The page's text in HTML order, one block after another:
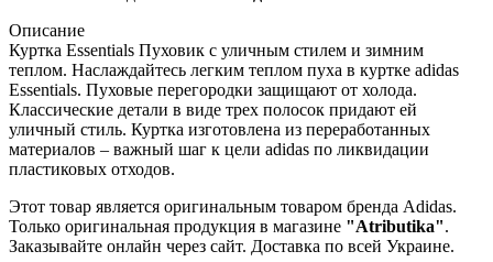
Описание
Куртка Essentials Пуховик с уличным стилем и зимним
теплом. Наслаждайтесь легким теплом пуха в куртке adidas
Essentials. Пуховые перегородки защищают от холода.
Классические детали в виде трех полосок придают ей
уличный стиль. Куртка изготовлена ​​из переработанных
материалов – важный шаг к цели adidas по ликвидации
пластиковых отходов.
Этот товар является оригинальным товаром бренда Adidas.
Только оригинальная продукция в магазине "Atributika".
Заказывайте онлайн через сайт. Доставка по всей Украине.